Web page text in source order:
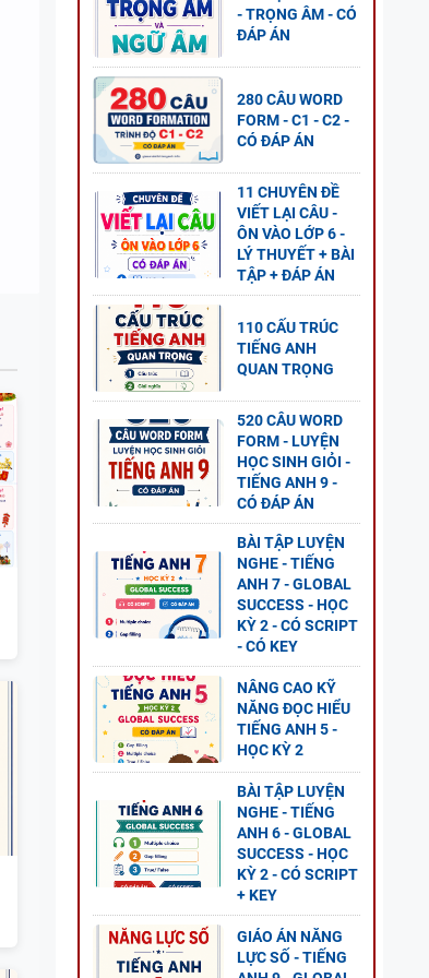
- TRỌNG ÂM - CÓ
ĐÁP ÁN
280 CÂU WORD
FORM - C1 - C2 -
CÓ ĐÁP ÁN
11 CHUYÊN ĐỀ
VIẾT LẠI CÂU -
ÔN VÀO LỚP 6 -
LÝ THUYẾT + BÀI
TẬP + ĐÁP ÁN
110 CẤU TRÚC
TIẾNG ANH
QUAN TRỌNG
520 CÂU WORD
FORM - LUYỆN
HỌC SINH GIỎI -
TIẾNG ANH 9 -
CÓ ĐÁP ÁN
BÀI TẬP LUYỆN
NGHE - TIẾNG
ANH 7 - GLOBAL
SUCCESS - HỌC
KỲ 2 - CÓ SCRIPT
- CÓ KEY
NÂNG CAO KỸ
NĂNG ĐỌC HIỂU
TIẾNG ANH 5 -
HỌC KỲ 2
BÀI TẬP LUYỆN
NGHE - TIẾNG
ANH 6 - GLOBAL
SUCCESS - HỌC
KỲ 2 - CÓ SCRIPT
+ KEY
GIÁO ÁN NĂNG
LỰC SỐ - TIẾNG